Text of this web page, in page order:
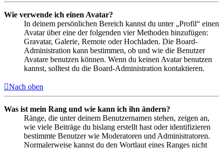
Wie verwende ich einen Avatar?
In deinem persönlichen Bereich kannst du unter „Profil“ einen
Avatar über eine der folgenden vier Methoden hinzufügen:
Gravatar, Galerie, Remote oder Hochladen. Die Board-
Administration kann bestimmen, ob und wie die Benutzer
Avatare benutzen können. Wenn du keinen Avatar benutzen
kannst, solltest du die Board-Administration kontaktieren.
Nach oben
Was ist mein Rang und wie kann ich ihn ändern?
Ränge, die unter deinem Benutzernamen stehen, zeigen an,
wie viele Beiträge du bislang erstellt hast oder identifizieren
bestimmte Benutzer wie Moderatoren und Administratoren.
Normalerweise kannst du den Wortlaut eines Ranges nicht